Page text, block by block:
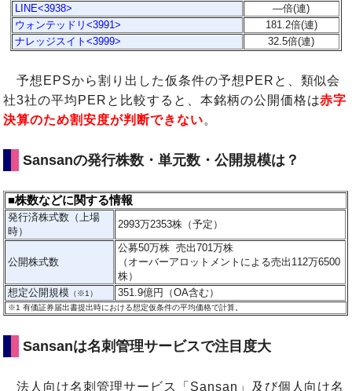
LINE<3938>
―倍(連)
ウォンテッドリ<3991>
181.2倍(連)
ナレッジスイト<3999>
32.5倍(連)
予想EPSから割り出した仮条件の予想PERと、類似会
社3社の平均PERと比較すると、本銘柄の公開価格は赤字
決算のため割安度が判断できない。
Sansanの発行株数・単元数・公開規模は？
■株数などに関する情報
発行済株式数（上場
時）
2993万2353株（予定）
公開株式数
公募50万株 売出701万株
（オーバーアロットメントによる売出112万6500
株）
想定公開規模 （※1） 351.9億円（OA含む）
※1有価証券届出書提出時における想定仮条件の平均価格で計算。
Sansanは名刺管理サービスで注目度大
法人向け名刺管理サービス「Sansan」及び個人向け名